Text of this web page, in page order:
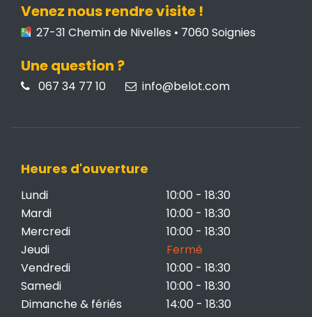
Venez nous rendre visite !
27-31 Chemin de Nivelles • 7060 Soignies
Une question ?
067 34 77 10 info@belot.com
Heures d'ouverture
Lundi
10:00 - 18:30
Mardi
10:00 - 18:30
Mercredi
10:00 - 18:30
Jeudi
Fermé
Vendredi
10:00 - 18:30
Samedi
10:00 - 18:30
Dimanche & fériés
14:00 - 18:30